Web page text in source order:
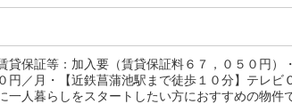
貸保証等：加入要（賃貸保証料６７，０５０円）
円／月・【近鉄菖蒲池駅まで徒歩１０分】テレビ
一人暮らしをスタートしたい方におすすめの物件